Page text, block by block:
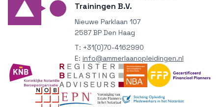
Trainingen B.V.
Nieuwe Parklaan 107
2587 BP Den Haag
T: +31(0)70-4162990
E: info@ammerlaanopleidingen.nl